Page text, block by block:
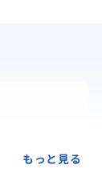
もっと見る